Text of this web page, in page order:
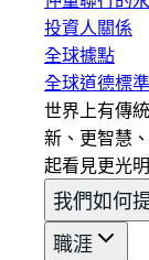
投資人關係
全球據點
全球道德標準
世界上有傳
新、更智慧
起看見更光
我們如何
職涯